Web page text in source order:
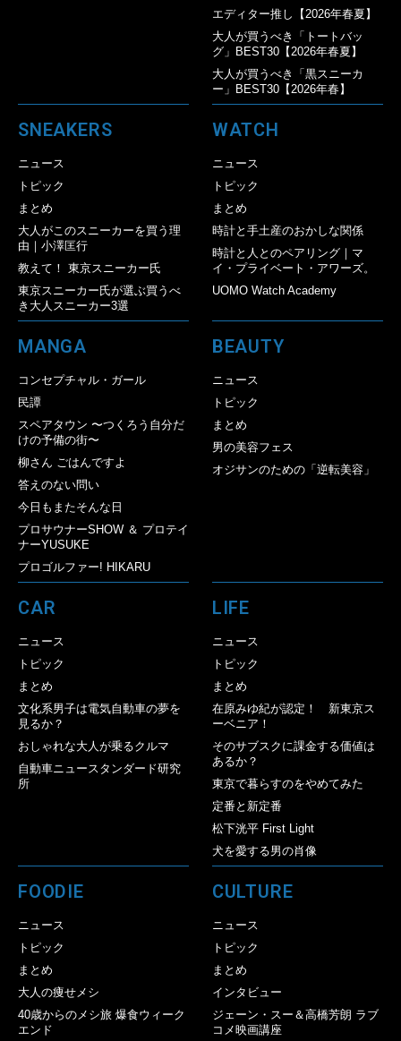
エディター推し【2026年春夏】
大人が買うべき「トートバッ
グ」BEST30【2026年春夏】
大人が買うべき「黒スニーカ
ー」BEST30【2026年春】
SNEAKERS
ニュース
トピック
まとめ
大人がこのスニーカーを買う理
由｜小澤匡行
教えて！ 東京スニーカー氏
東京スニーカー氏が選ぶ買うべ
き大人スニーカー3選
WATCH
ニュース
トピック
まとめ
時計と手土産のおかしな関係
時計と人とのペアリング｜マ
イ・プライベート・アワーズ。
UOMO Watch Academy
MANGA
コンセプチャル・ガール
民譚
スペアタウン 〜つくろう自分だ
けの予備の街〜
柳さん ごはんですよ
答えのない問い
今日もまたそんな日
プロサウナーSHOW ＆ プロテイ
ナーYUSUKE
プロゴルファー! HIKARU
BEAUTY
ニュース
トピック
まとめ
男の美容フェス
オジサンのための「逆転美容」
CAR
ニュース
トピック
まとめ
文化系男子は電気自動車の夢を
見るか？
おしゃれな大人が乗るクルマ
自動車ニュースタンダード研究
所
LIFE
ニュース
トピック
まとめ
在原みゆ紀が認定！ 新東京ス
ーベニア！
そのサブスクに課金する価値は
あるか？
東京で暮らすのをやめてみた
定番と新定番
松下洸平 First Light
犬を愛する男の肖像
FOODIE
ニュース
トピック
まとめ
大人の痩せメシ
40歳からのメシ旅 爆食ウィーク
エンド
CULTURE
ニュース
トピック
まとめ
インタビュー
ジェーン・スー＆高橋芳朗 ラブ
コメ映画講座